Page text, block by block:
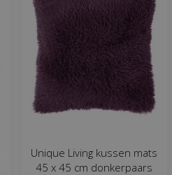
Unique Living kussen mats
45 x 45 cm donkerpaars